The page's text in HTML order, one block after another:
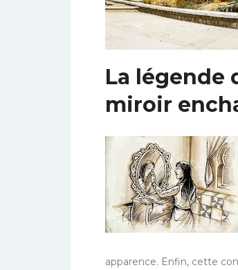
La légende
miroir
apparence. Enfin, cette